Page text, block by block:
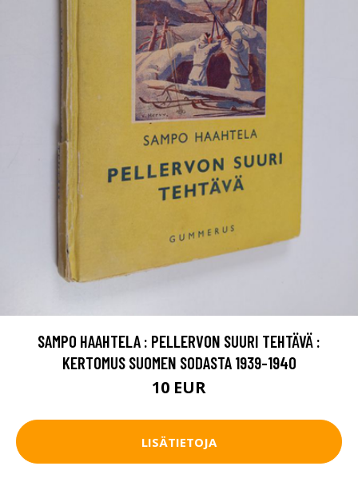
SAMPO HAAHTELA : PELLERVON SUURI TEHTÄVÄ :
KERTOMUS SUOMEN SODASTA 1939-1940
10 EUR
LISÄTIETOJA